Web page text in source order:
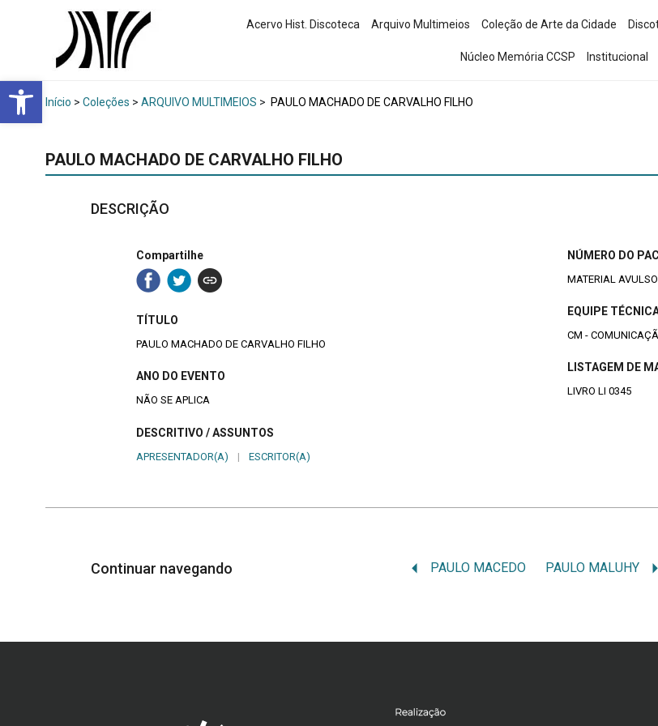
Abrir a barra de ferramentas
Acervo Hist. Discoteca Arquivo Multimeios Coleção de Arte da Cidade
Núcleo Memória CCSP Institucional
Início > Coleções > ARQUIVO MULTIMEIOS > PAULO MACHADO DE CARVALHO FILHO
PAULO MACHADO DE CARVALHO FILHO
DESCRIÇÃO
Compartilhe
TÍTULO
PAULO MACHADO DE CARVALHO FILHO
ANO DO EVENTO
NÃO SE APLICA
DESCRITIVO / ASSUNTOS
APRESENTADOR(A) | ESCRITOR(A)
NÚMERO DO
MATERIAL AVULSO
EQUIPE
CM -
LISTAGEM DE
LIVRO LI 0345
Continuar navegando PAULO MACEDO PAULO MALUHY